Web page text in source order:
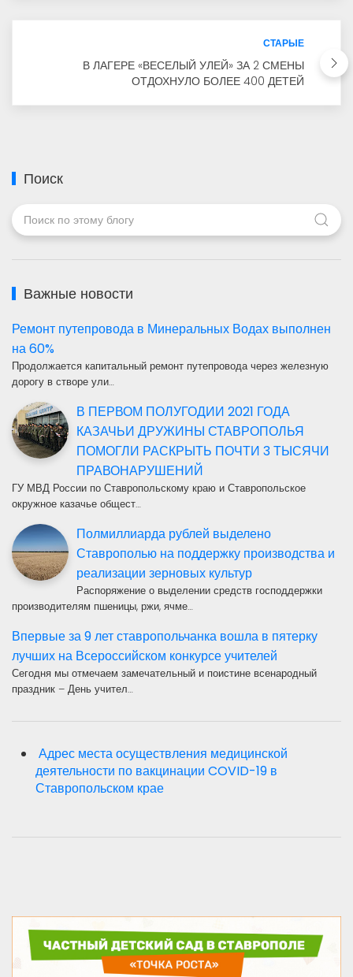
СТАРЫЕ
В ЛАГЕРЕ «ВЕСЕЛЫЙ УЛЕЙ» ЗА 2 СМЕНЫ
ОТДОХНУЛО БОЛЕЕ 400 ДЕТЕЙ
Поиск
Важные новости
Ремонт путепровода в Минеральных Водах выполнен
на 60%
Продолжается капитальный ремонт путепровода через железную
дорогу в створе ули…
В ПЕРВОМ ПОЛУГОДИИ 2021 ГОДА
КАЗАЧЬИ ДРУЖИНЫ СТАВРОПОЛЬЯ
ПОМОГЛИ РАСКРЫТЬ ПОЧТИ 3 ТЫСЯЧИ
ПРАВОНАРУШЕНИЙ
ГУ МВД России по Ставропольскому краю и Ставропольское
окружное казачье общест…
Полмиллиарда рублей выделено
Ставрополью на поддержку производства и
реализации зерновых культур
Распоряжение о выделении средств господдержки
производителям пшеницы, ржи, ячме…
Впервые за 9 лет ставропольчанка вошла в пятерку
лучших на Всероссийском конкурсе учителей
Сегодня мы отмечаем замечательный и поистине всенародный
праздник – День учител…
Адрес места осуществления медицинской
деятельности по вакцинации COVID-19 в
Ставропольском крае